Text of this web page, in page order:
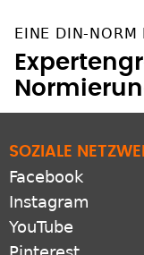
EINE DIN-NORM
SOZIALE
Facebook
Instagram
YouTube